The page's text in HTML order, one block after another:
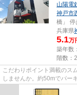
山陽電
神戸市
橋」 停
兵庫県
5.1万
築年数
階数：
こだわりポイント満載のス
しませんか。約50mでパー
す。神戸市垂水区エリアに